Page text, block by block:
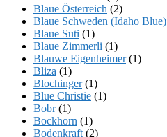
Blaue Österreich (2)
Blaue Schweden (Idaho Blue)
Blaue Suti (1)
Blaue Zimmerli (1)
Blauwe Eigenheimer(1)
Bliza (1)
Blochinger(1)
Blue Christie (1)
Bobr(1)
Bockhorn (1)
Bodenkraft (2)